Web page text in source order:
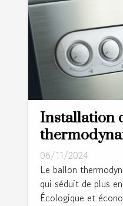
Installation
Sarthe : à
faire appel ?
06/11/2024
Le ballon
qui séduit de plus
Écologique et